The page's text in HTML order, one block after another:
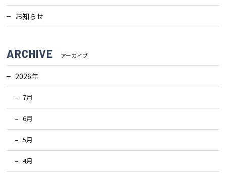
お知らせ
ARCHIVE アーカイブ
2026年
7月
6月
5月
4月